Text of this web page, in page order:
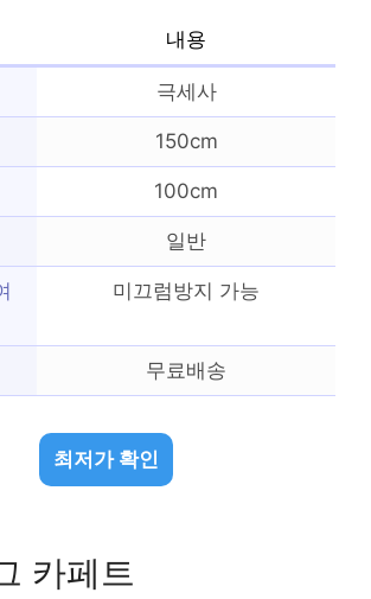
내용
극세사
150cm
100cm
일반
미끄럼방지 가능
무료배송
최저가 확인
카페트